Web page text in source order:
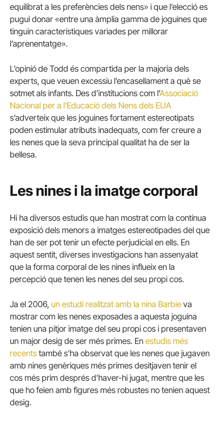
equilibrat a les preferències dels nens» i que l’elecció es
pugui donar «entre una àmplia gamma de joguines que
tinguin característiques variades per millorar
l’aprenentatge».
L’opinió de Todd és compartida per la majoria dels
experts, que veuen excessiu l’encasellament a què se
sotmet als infants. Des d’institucions com l’Associació
Nacional per a l’Educació dels Nens dels EUA
s’adverteix que les joguines fortament estereotipats
poden estimular atributs inadequats, com fer creure a
les nenes que la seva principal qualitat ha de ser la
bellesa.
Les nines i la imatge corporal
Hi ha diversos estudis que han mostrat com la contínua
exposició dels menors a imatges estereotipades del que
han de ser pot tenir un efecte perjudicial en ells. En
aquest sentit, diverses investigacions han assenyalat
que la forma corporal de les nines influeix en la
percepció que tenen les nenes del seu propi cos.
Ja el 2006, un estudi realitzat amb la nina Barbie va
mostrar com les nenes exposades a aquesta joguina
tenien una pitjor imatge del seu propi cos i presentaven
un major desig de ser més primes. En estudis més
recents també s’ha observat que les nenes que jugaven
amb nines genèriques més primes desitjaven tenir el
cos més prim després d’haver-hi jugat, mentre que les
que ho feien amb figures més robustes no tenien aquest
desig.